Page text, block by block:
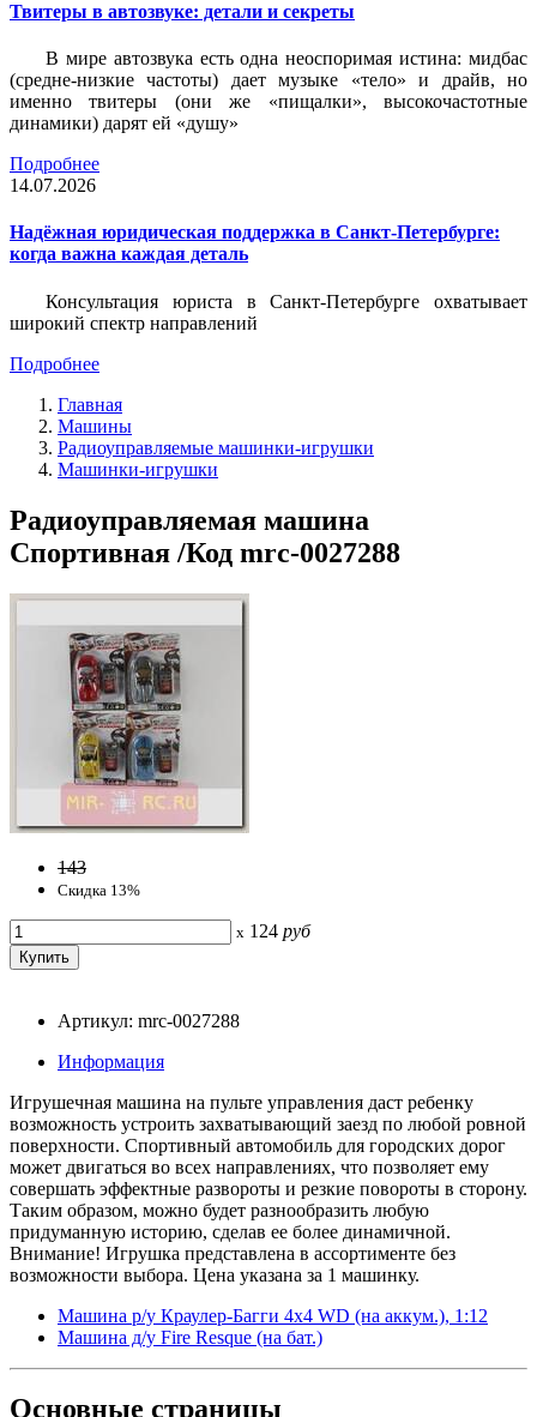
Твитеры в автозвуке: детали и секреты
В мире автозвука есть одна неоспоримая истина: мидбас
(средне-низкие частоты) дает музыке «тело» и драйв, но
именно твитеры (они же «пищалки», высокочастотные
динамики) дарят ей «душу»
Подробнее
14.07.2026
Надёжная юридическая поддержка в Санкт-Петербурге:
когда важна каждая деталь
Консультация юриста в Санкт-Петербурге охватывает
широкий спектр направлений
Подробнее
Главная
Машины
Радиоуправляемые машинки-игрушки
Машинки-игрушки
Радиоуправляемая машина
Спортивная /Код mrc-0027288
143
Скидка 13%
x 124 руб
Артикул: mrc-0027288
Информация
Игрушечная машина на пульте управления даст ребенку
возможность устроить захватывающий заезд по любой ровной
поверхности. Спортивный автомобиль для городских дорог
может двигаться во всех направлениях, что позволяет ему
совершать эффектные развороты и резкие повороты в сторону.
Таким образом, можно будет разнообразить любую
придуманную историю, сделав ее более динамичной.
Внимание! Игрушка представлена в ассортименте без
возможности выбора. Цена указана за 1 машинку.
Машина р/у Краулер-Багги 4х4 WD (на аккум.), 1:12
Машина д/у Fire Resque (на бат.)
Основные страницы